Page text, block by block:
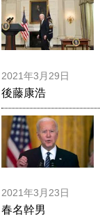
2021年3月29日
後藤康浩
2021年3月23日
春名幹男